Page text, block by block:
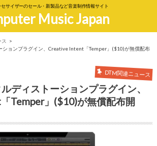
セサイザーのセール・新製品など音楽制作情報サイト
Music Japan
ションプラグイン、Creative Intent「Temper」($10)が無償配布
DTM関連ニュース
ルディストーションプラグイン、
Temper」($10)が無償配布開